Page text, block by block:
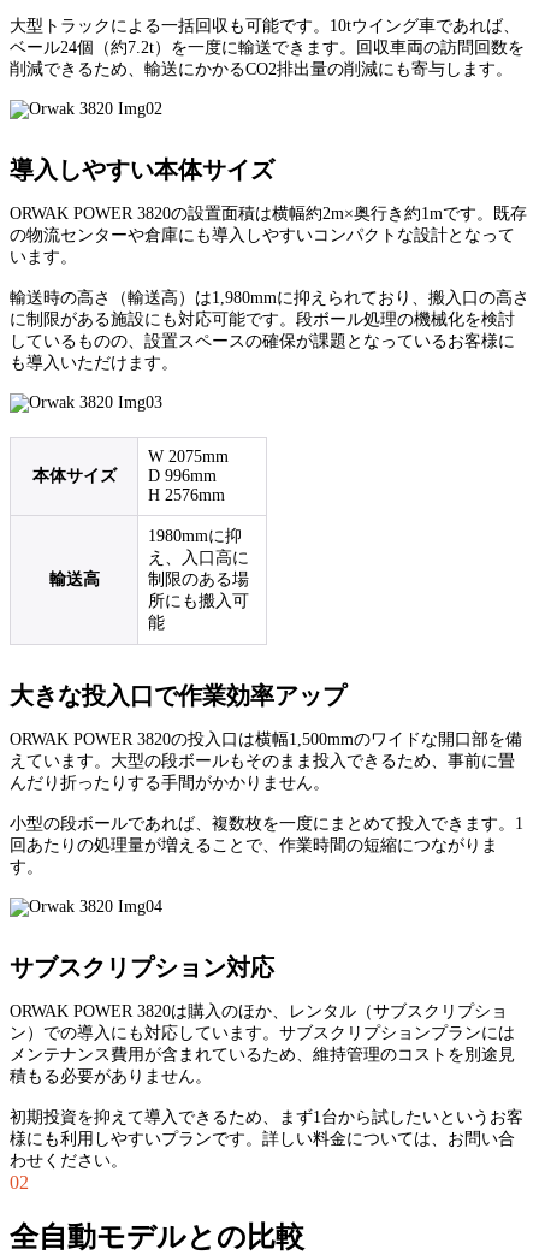
大型トラックによる一括回収も可能です。10tウイング車であれば、
ベール24個（約7.2t）を一度に輸送できます。回収車両の訪問回数を
削減できるため、輸送にかかるCO2排出量の削減にも寄与します。
導入しやすい本体サイズ
ORWAK POWER 3820の設置面積は横幅約2m×奥行き約1mです。既存
の物流センターや倉庫にも導入しやすいコンパクトな設計となって
います。
輸送時の高さ（輸送高）は1,980mmに抑えられており、搬入口の高さ
に制限がある施設にも対応可能です。段ボール処理の機械化を検討
しているものの、設置スペースの確保が課題となっているお客様に
も導入いただけます。
本体サイズ
W 2075mm
D 996mm
H 2576mm
輸送高
1980mmに抑
え、入口高に
制限のある場
所にも搬入可
能
大きな投入口で作業効率アップ
ORWAK POWER 3820の投入口は横幅1,500mmのワイドな開口部を備
えています。大型の段ボールもそのまま投入できるため、事前に畳
んだり折ったりする手間がかかりません。
小型の段ボールであれば、複数枚を一度にまとめて投入できます。1
回あたりの処理量が増えることで、作業時間の短縮につながりま
す。
サブスクリプション対応
ORWAK POWER 3820は購入のほか、レンタル（サブスクリプショ
ン）での導入にも対応しています。サブスクリプションプランには
メンテナンス費用が含まれているため、維持管理のコストを別途見
積もる必要がありません。
初期投資を抑えて導入できるため、まず1台から試したいというお客
様にも利用しやすいプランです。詳しい料金については、お問い合
わせください。
02
全自動モデルとの比較